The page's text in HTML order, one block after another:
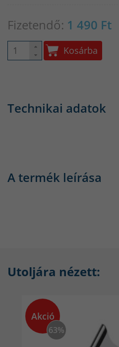
Fizetendő: 1 490 Ft
Kosárba
Technikai adatok
A termék leírása
Utoljára nézett:
Akció
63%